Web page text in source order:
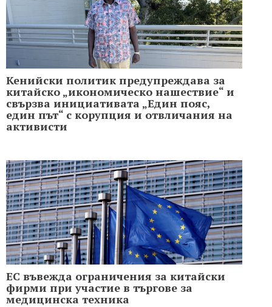
Кенийски политик предупреждава за
китайско „икономическо нашествие“ и
свързва инициативата „Един пояс,
един път“ с корупция и отвличания на
активисти
ЕС въвежда ограничения за китайски
фирми при участие в търгове за
медицинска техника